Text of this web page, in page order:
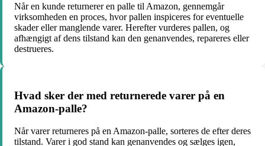
Når en kunde returnerer en palle til Amazon, gennemgår
virksomheden en proces, hvor pallen inspiceres for eventuelle
skader eller manglende varer. Herefter vurderes pallen, og
afhængigt af dens tilstand kan den genanvendes, repareres eller
destrueres.
Hvad sker der med returnerede varer på en
Amazon-palle?
Når varer returneres på en Amazon-palle, sorteres de efter deres
tilstand. Varer i god stand kan genanvendes og sælges igen,